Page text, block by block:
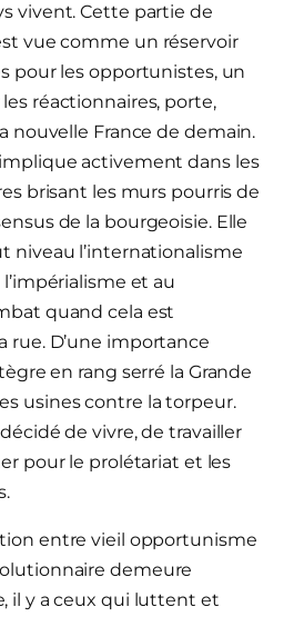
vivent. Cette partie de
vue comme un réservoir
pour les opportunistes, un
réactionnaires, porte,
nouvelle France de demain.
activement dans les
brisant les murs pourris de
de la bourgeoisie. Elle
niveau l’internationalisme
et au
quand cela est
rue. D’une importance
en rang serré la Grande
usines contre la torpeur.
de vivre, de travailler
pour le prolétariat et les
entre vieil opportunisme
demeure
il y a ceux qui luttent et